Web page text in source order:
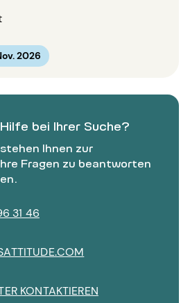
bei Ihrer Suche?
Ihnen zur
Fragen zu beantworten
31 46
KONTAKTIEREN
2026